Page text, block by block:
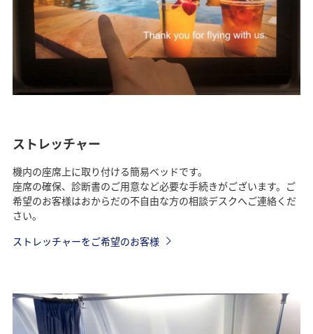
ストレッチャー
機内の座席上に取り付ける簡易ベッドです。
座席の確保、診断書のご用意など必要な手続きがございます。ご
希望のお客様はおからだの不自由な方の相談デスクへご連絡くだ
さい。
ストレッチャーをご希望のお客様